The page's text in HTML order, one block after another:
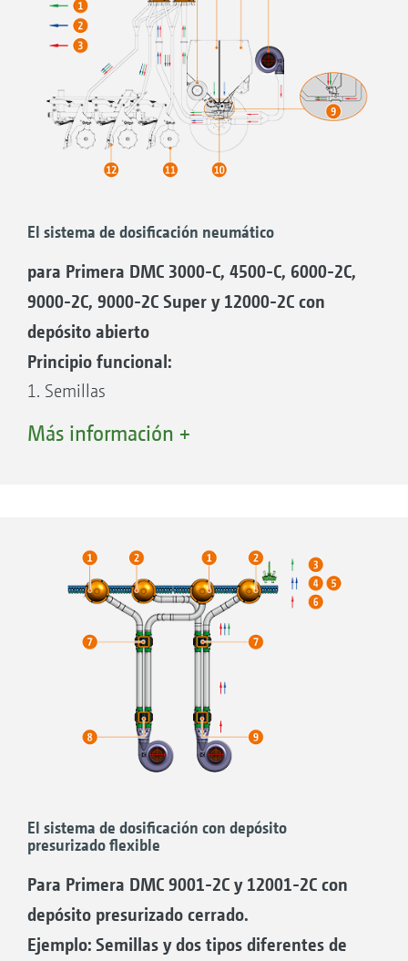
El sistema de dosificación neumático
para Primera DMC 3000-C, 4500-C, 6000-2C,
9000-2C, 9000-2C Super y 12000-2C con
depósito abierto
Principio funcional:
1. Semillas
2. Abono
Primera DMC, depósito de semillas
7. Depósito de abono
9. Sistema de dosificación con compuerta
10. Sistema de dosificación con inyector
11. Rodillo de aplanado
12. Abresurcos de reja
Más información +
El sistema de dosificación con depósito
presurizado flexible
Para Primera DMC 9001-2C y 12001-2C con
depósito presurizado cerrado.
Ejemplo: Semillas y dos tipos diferentes de